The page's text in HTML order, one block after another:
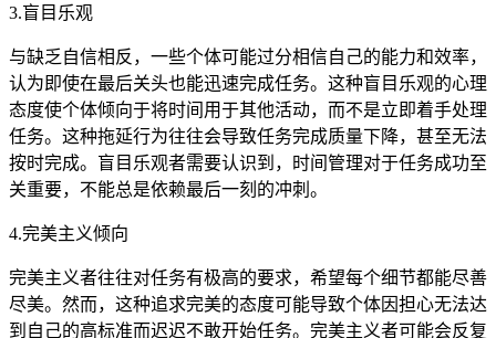
3.盲目乐观
与缺乏自信相反，一些个体可能过分相信自己的能力和效率，
认为即使在最后关头也能迅速完成任务。这种盲目乐观的心理
态度使个体倾向于将时间用于其他活动，而不是立即着手处理
任务。这种拖延行为往往会导致任务完成质量下降，甚至无法
按时完成。盲目乐观者需要认识到，时间管理对于任务成功至
关重要，不能总是依赖最后一刻的冲刺。
4.完美主义倾向
完美主义者往往对任务有极高的要求，希望每个细节都能尽善
尽美。然而，这种追求完美的态度可能导致个体因担心无法达
到自己的高标准而迟迟不敢开始任务。完美主义者可能会反复